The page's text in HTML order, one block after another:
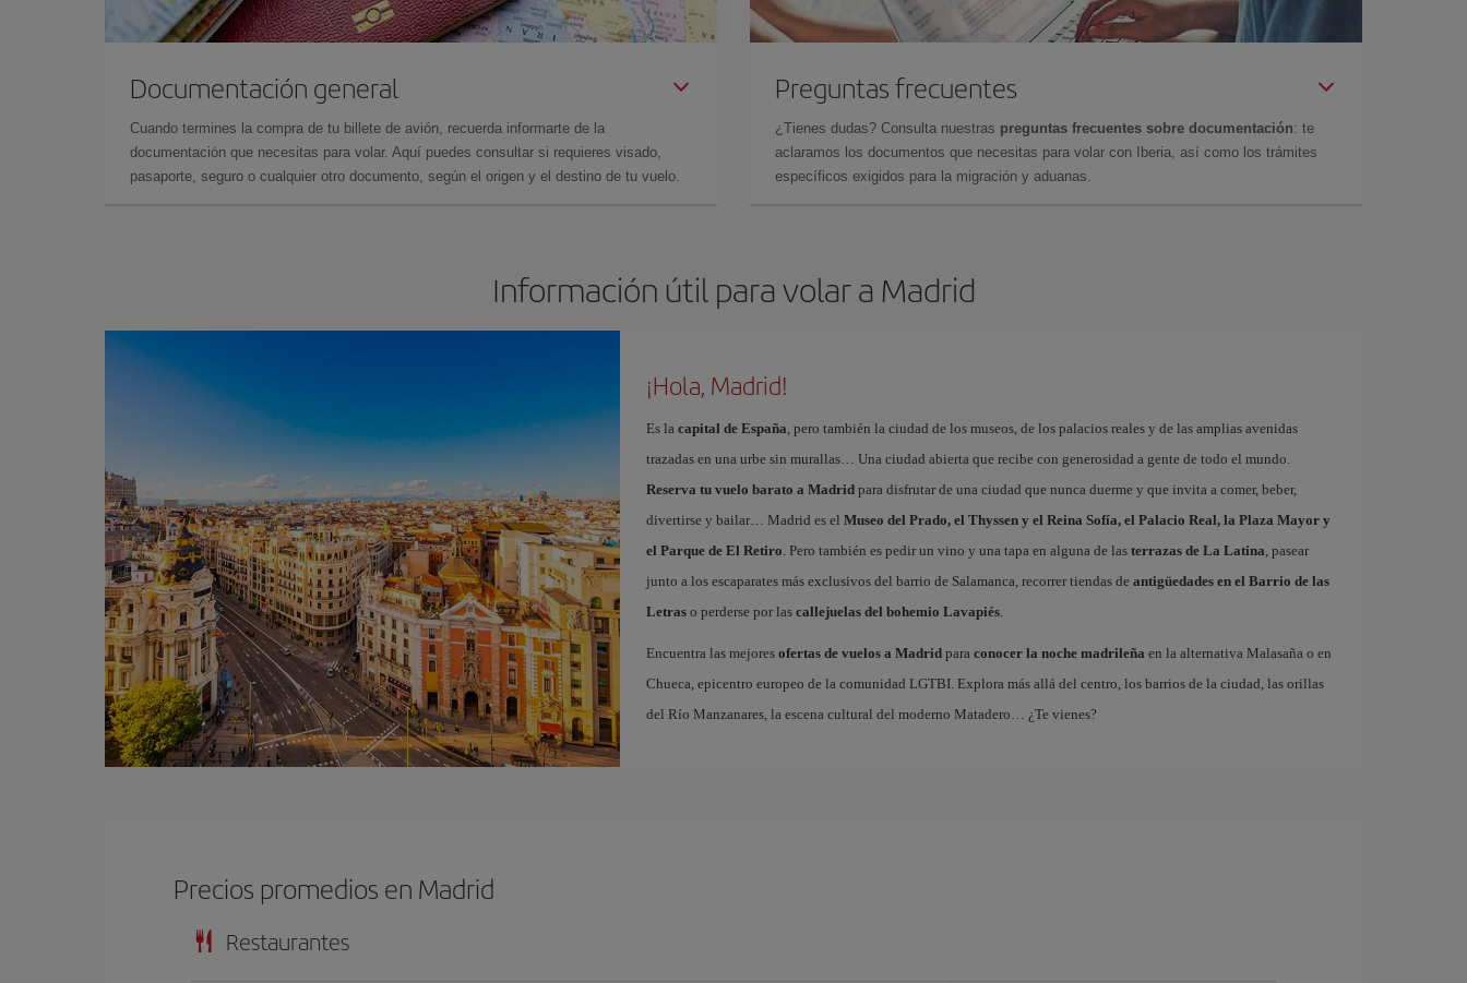
Documentación general
Cuando termines la compra de tu billete de avión, recuerda informarte de la
documentación que necesitas para volar. Aquí puedes consultar si requieres visado,
pasaporte, seguro o cualquier otro documento, según el origen y el destino de tu vuelo.
Preguntas frecuentes
¿Tienes dudas? Consulta nuestras preguntas frecuentes sobre documentación: te
aclaramos los documentos que necesitas para volar con Iberia, así como los trámites
específicos exigidos para la migración y aduanas.
Información útil para volar a Madrid
¡Hola, Madrid!
Es la capital de España, pero también la ciudad de los museos, de los palacios reales y de las amplias avenidas
trazadas en una urbe sin murallas… Una ciudad abierta que recibe con generosidad a gente de todo el mundo.
Reserva tu vuelo barato a Madridpara disfrutar de una ciudad que nunca duerme y que invita a comer, beber,
divertirse y bailar… Madrid es el Museo del Prado, el Thyssen y el Reina Sofía, el Palacio Real, la Plaza Mayor y
el Parque de El Retiro. Pero también es pedir un vino y una tapa en alguna de las terrazas de La Latina, pasear
junto a los escaparates más exclusivos del barrio de Salamanca, recorrer tiendas de antigüedades en el Barrio de las
Letraso perderse por las callejuelas del bohemio Lavapiés.
Encuentra las mejores ofertas de vuelos a Madridpara conocer la noche madrileña en la alternativa Malasaña o en
Chueca, epicentro europeo de la comunidad LGTBI. Explora más allá del centro, los barrios de la ciudad, las orillas
del Río Manzanares, la escena cultural del moderno Matadero… ¿Te vienes?
Precios promedios en Madrid
Restaurantes